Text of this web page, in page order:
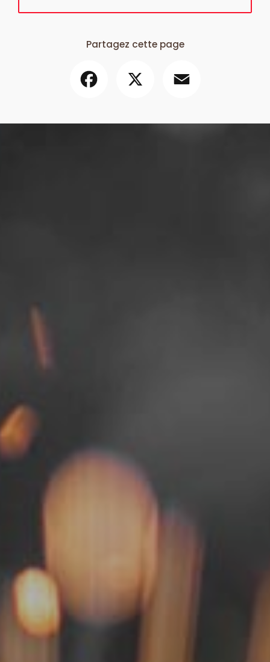
Partagez cette page